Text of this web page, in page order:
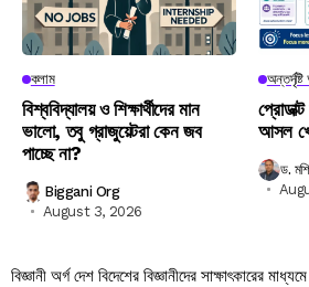
কলাম
বিশ্ববিদ্যালয় ও শিক্ষার্থীদের মান
ভালো, তবু গ্রাজুয়েটরা কেন জব
পাচ্ছে না?
Biggani Org
August 3, 2026
আসল
ড.
বিজ্ঞানী অর্গ দেশ বিদেশের বিজ্ঞানীদের সাক্ষাৎকারের